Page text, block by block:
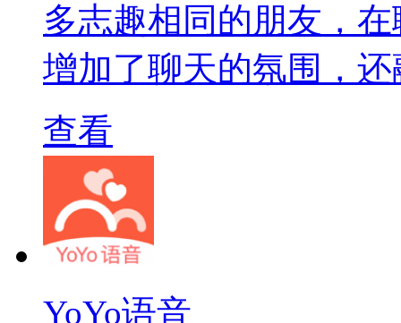
多志趣相同的朋友，
增加了聊天的氛围，
查看
YoYo语音